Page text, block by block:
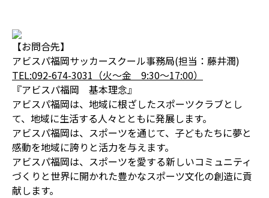
【お問合先】
アビスパ福岡サッカースクール事務局(担当：藤井潤)
TEL:092-674-3031（火～金 9:30～17:00）
『アビスパ福岡 基本理念』
アビスパ福岡は、地域に根ざしたスポーツクラブとし
て、地域に生活する人々とともに発展します。
アビスパ福岡は、スポーツを通じて、子どもたちに夢と
感動を地域に誇りと活力を与えます。
アビスパ福岡は、スポーツを愛する新しいコミュニティ
づくりと世界に開かれた豊かなスポーツ文化の創造に貢
献します。